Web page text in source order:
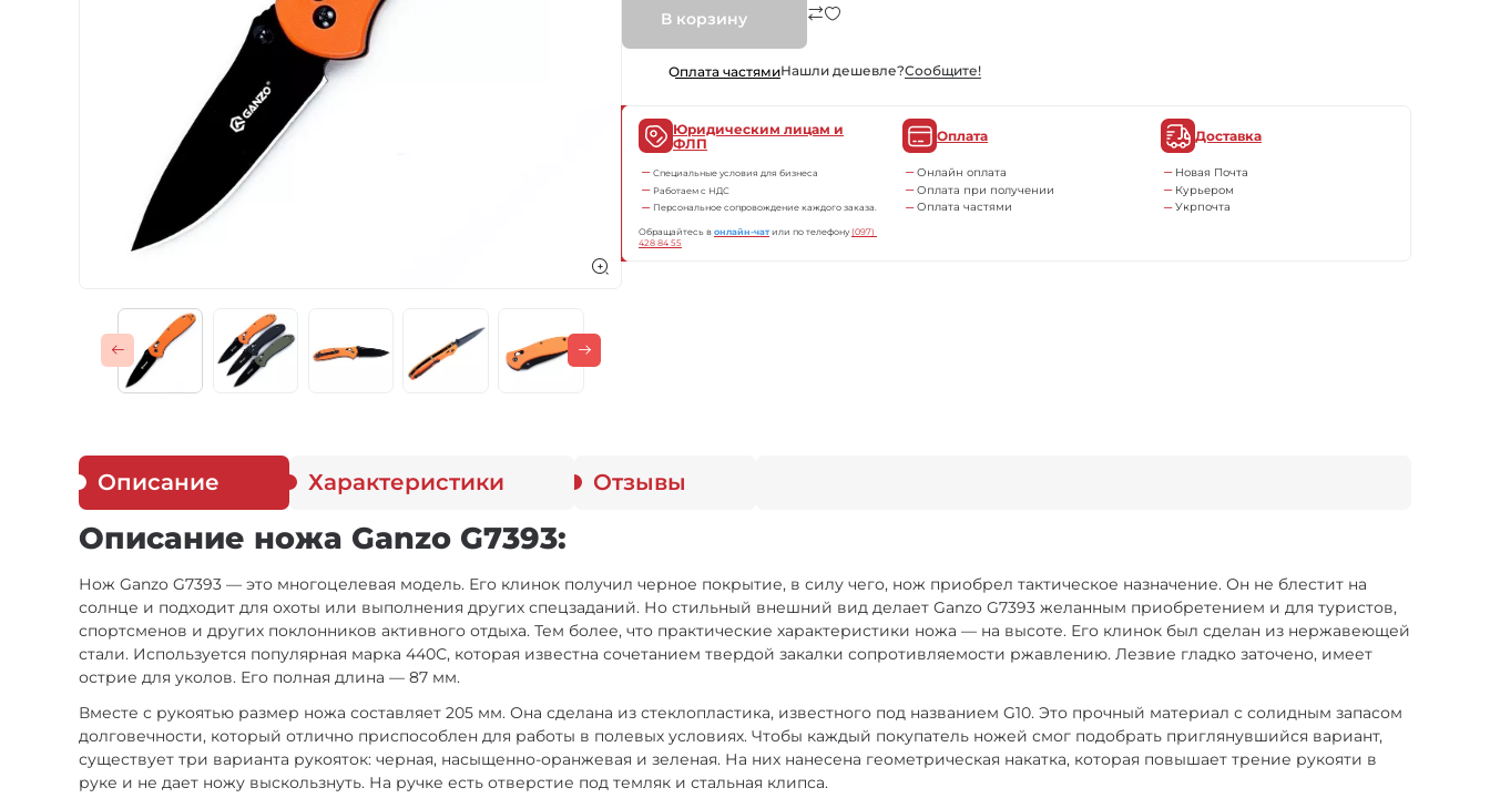
Газовые горелки
Снаряжение
В корзину
Оплата частямиНашли дешевле?Сообщите!
Юридическим лицам и
ФЛП
Специальные условия для бизнеса
Работаем с НДС
Персональное сопровождение каждого заказа.
Обращайтесь вонлайн-чатили по телефону(097)
428 84 55
Оплата
Онлайн оплата
Оплата при получении
Оплата частями
Доставка
Новая Почта
Курьером
Укрпочта
Описание Характеристики Отзывы
Описание ножа Ganzo G7393:
Нож Ganzo G7393 — это многоцелевая модель. Его клинок получил черное покрытие, в силу чего, нож приобрел тактическое назначение. Он не блестит на
солнце и подходит для охоты или выполнения других спецзаданий. Но стильный внешний вид делает Ganzo G7393 желанным приобретением и для туристов,
спортсменов и других поклонников активного отдыха. Тем более, что практические характеристики ножа — на высоте. Его клинок был сделан из нержавеющей
стали. Используется популярная марка 440С, которая известна сочетанием твердой закалки сопротивляемости ржавлению. Лезвие гладко заточено, имеет
острие для уколов. Его полная длина — 87 мм.
Вместе с рукоятью размер ножа составляет 205 мм. Она сделана из стеклопластика, известного под названием G10. Это прочный материал с солидным запасом
долговечности, который отлично приспособлен для работы в полевых условиях. Чтобы каждый покупатель ножей смог подобрать приглянувшийся вариант,
существует три варианта рукояток: черная, насыщенно-оранжевая и зеленая. На них нанесена геометрическая накатка, которая повышает трение рукояти в
руке и не дает ножу выскользнуть. На ручке есть отверстие под темляк и стальная клипса.